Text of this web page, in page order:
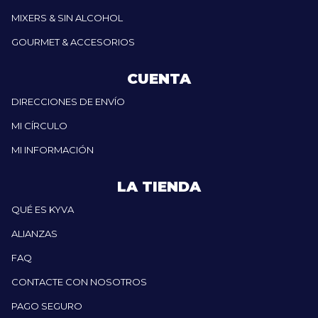
MIXERS & SIN ALCOHOL
GOURMET & ACCESORIOS
CUENTA
DIRECCIONES DE ENVÍO
MI CÍRCULO
MI INFORMACIÓN
LA TIENDA
QUÉ ES KYVA
ALIANZAS
FAQ
CONTACTE CON NOSOTROS
PAGO SEGURO